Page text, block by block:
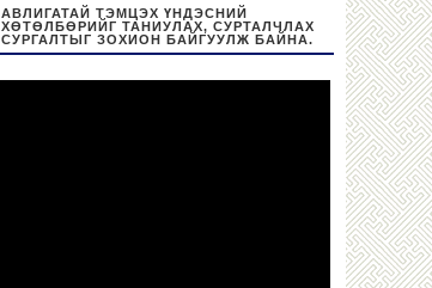
АВЛИГАТАЙ ТЭМЦЭХ ҮНДЭСНИЙ
ХӨТӨЛБӨРИЙГ ТАНИУЛАХ, СУРТАЛЧЛАХ
СУРГАЛТЫГ ЗОХИОН БАЙГУУЛЖ БАЙНА.